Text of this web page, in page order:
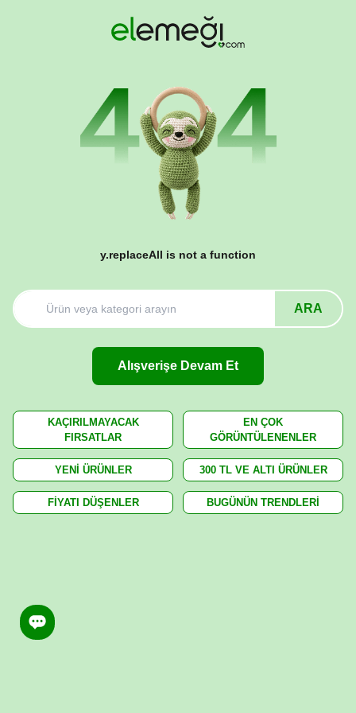
y.replaceAll is not a function
ARA
Alışverişe Devam Et
KAÇIRILMAYACAK
FIRSATLAR
EN ÇOK
GÖRÜNTÜLENENLER
YENİ ÜRÜNLER 300 TL VE ALTI ÜRÜNLER
FİYATI DÜŞENLER BUGÜNÜN TRENDLERİ